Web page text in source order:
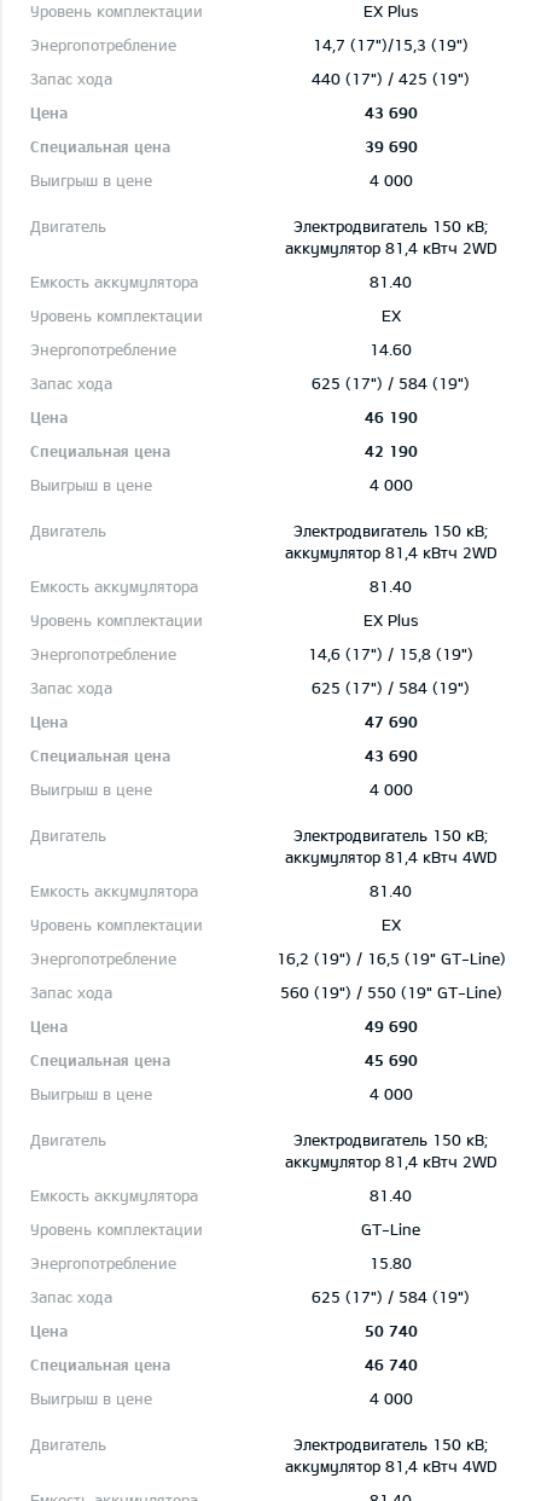
EX Plus
14,7 (17")/15,3 (19")
440 (17") / 425 (19")
43 690
39 690
4 000
Электродвигатель 150 кВ;
aккумулятор 81,4 кВтч 2WD
81.40
EX
14.60
625 (17") / 584 (19")
46 190
42 190
4 000
Электродвигатель 150 кВ;
aккумулятор 81,4 кВтч 2WD
81.40
EX Plus
14,6 (17") / 15,8 (19")
625 (17") / 584 (19")
47 690
43 690
4 000
Электродвигатель 150 кВ;
aккумулятор 81,4 кВтч 4WD
81.40
EX
16,2 (19") / 16,5 (19" GT-Line)
560 (19") / 550 (19" GT-Line)
49 690
45 690
4 000
Электродвигатель 150 кВ;
aккумулятор 81,4 кВтч 2WD
81.40
GT-Line
15.80
625 (17") / 584 (19")
50 740
46 740
4 000
Электродвигатель 150 кВ;
aккумулятор 81,4 кВтч 4WD